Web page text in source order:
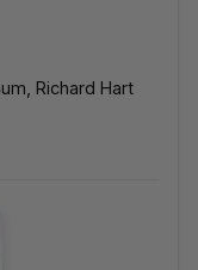
Richard Hart